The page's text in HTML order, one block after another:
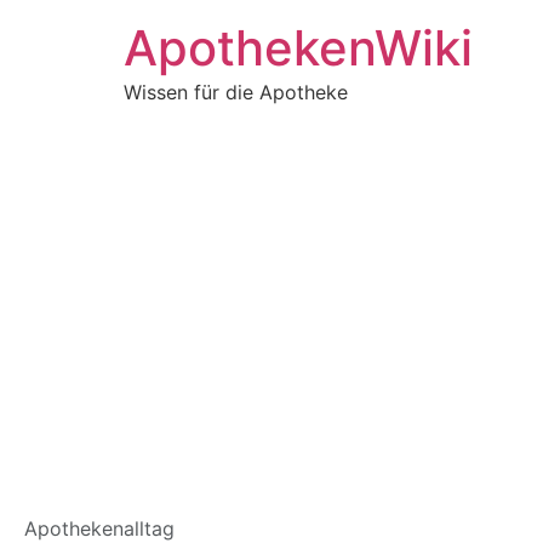
ApothekenWiki
Wissen für die Apotheke
Apothekenalltag
11